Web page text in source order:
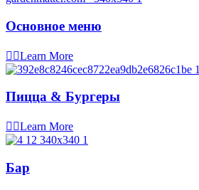
Основное меню
Learn More
Пицца & Бургеры
Learn More
Бар